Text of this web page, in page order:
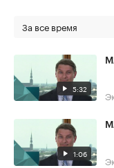
За все время
5:32
1:06